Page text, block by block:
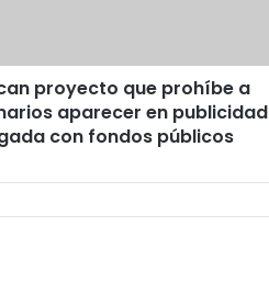
proyecto que prohíbe a
aparecer en publicidad
con fondos públicos